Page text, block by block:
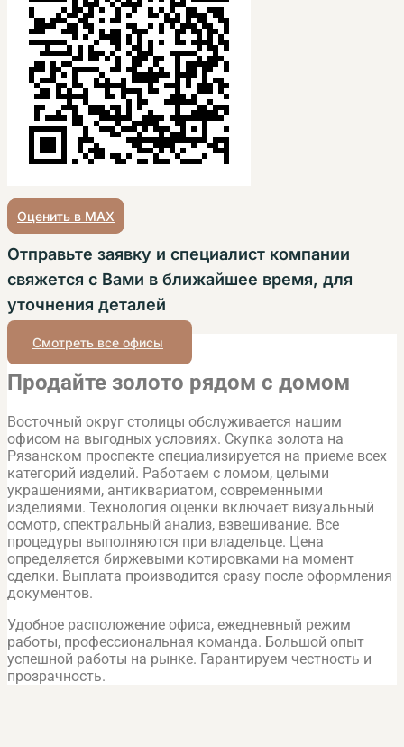
Оценить в MAX
Отправьте заявку и специалист компании
свяжется с Вами в ближайшее время, для
уточнения деталей
Смотреть все офисы
Продайте золото рядом с домом
Восточный округ столицы обслуживается нашим
офисом на выгодных условиях. Скупка золота на
Рязанском проспекте специализируется на приеме всех
категорий изделий. Работаем с ломом, целыми
украшениями, антиквариатом, современными
изделиями. Технология оценки включает визуальный
осмотр, спектральный анализ, взвешивание. Все
процедуры выполняются при владельце. Цена
определяется биржевыми котировками на момент
сделки. Выплата производится сразу после оформления
документов.
Удобное расположение офиса, ежедневный режим
работы, профессиональная команда. Большой опыт
успешной работы на рынке. Гарантируем честность и
прозрачность.